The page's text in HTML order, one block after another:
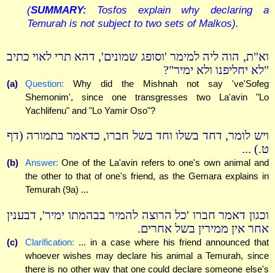
(SUMMARY: Tosfos explain why declaring a
Temurah is not subject to two sets of Malkos).
וא"ת, הוה ליה למימר 'וסופג שמונים', דהא תרי לאוי כתיב
"לא יחליפנו ולא ימיר"?
(a) Question: Why did the Mishnah not say 've'Sofeg
Shemonim', since one transgresses two La'avin "Lo
Yachlifenu" and "Lo Yamir Oso"?
ויש לומר, דחד בשלו וחד בשל חברו, כדאמר בתמורה (דף
ט.) ...
(b) Answer: One of the La'avin refers to one's own animal and
the other to that of one's friend, as the Gemara explains in
Temurah (9a) ...
וכגון דאמר חברו 'כל הרוצה להמיר בבהמתו ימיר', דבענין
אחר אין ממירין בשל אחרים.
(c) Clarification: ... in a case where his friend announced that
whoever wishes may declare his animal a Temurah, since
there is no other way that one could declare someone else's